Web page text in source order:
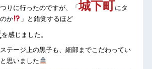
りに行ったのですが、「城下町にタ
か
」と錯覚するほど
を感じました。
テージ上の黒子も、細部までこだわってい
思いました